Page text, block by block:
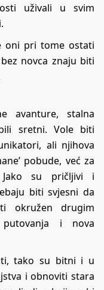
uživali u svim
oni pri tome ostati
novca znaju biti
avanture, stalna
sretni. Vole biti
ali njihova
pobude, već za
su pričljivi i
biti svjesni da
okružen drugim
i nova
tako su bitni i u
i obnoviti stara